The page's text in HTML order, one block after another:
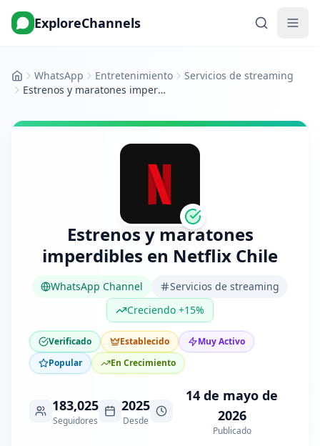
ExploreChannels
InicioWhatsApp Entretenimiento
Servicios de streaming
Estrenos y maratones imperdibles en Netflix Chile
Estrenos y maratones
imperdibles en Netflix Chile
WhatsApp Channel
Servicios de streaming
Creciendo +15%
Verificado Establecido
Muy Activo
Popular
En Crecimiento
183,025
Seguidores
2025
Desde
14 de mayo de
2026
Publicado